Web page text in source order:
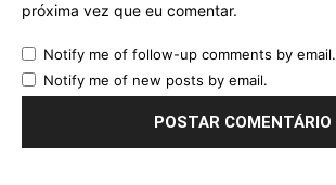
próxima vez que eu comentar.
Notify me of follow-up comments by email.
Notify me of new posts by email.